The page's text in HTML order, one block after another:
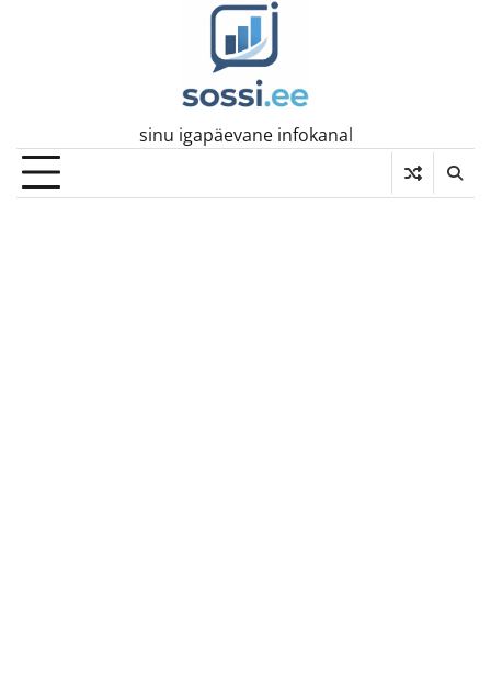
sinu igapäevane infokanal